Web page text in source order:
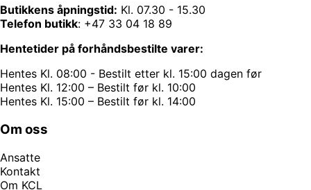
Butikkens åpningstid: Kl. 07.30 - 15.30
Telefon butikk: +47 33 04 18 89
Hentetider på forhåndsbestilte varer:
Hentes Kl. 08:00 - Bestilt etter kl. 15:00 dagen før
Hentes Kl. 12:00 – Bestilt før kl. 10:00
Hentes Kl. 15:00 – Bestilt før kl. 14:00
Om oss
Ansatte
Kontakt
Om KCL